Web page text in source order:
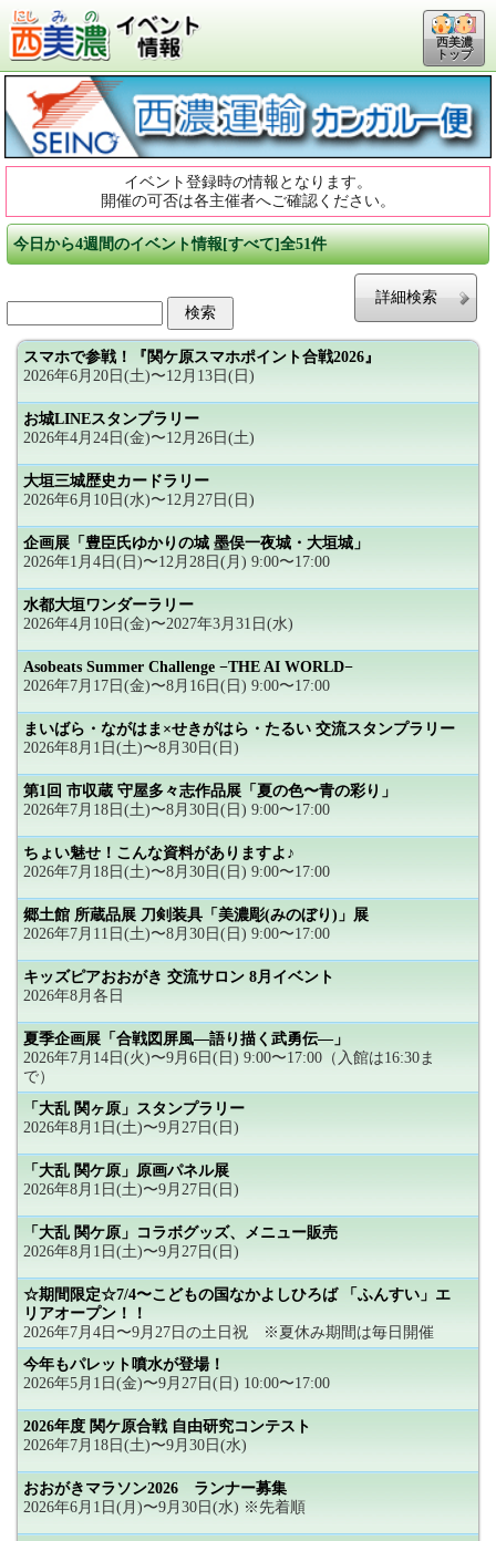
西美濃
トップ
イベント登録時の情報となります。
開催の可否は各主催者へご確認ください。
今日から4週間のイベント情報[すべて]全51件
詳細検索
スマホで参戦！『関ケ原スマホポイント合戦2026』
2026年6月20日(土)〜12月13日(日)
お城LINEスタンプラリー
2026年4月24日(金)〜12月26日(土)
大垣三城歴史カードラリー
2026年6月10日(水)〜12月27日(日)
企画展「豊臣氏ゆかりの城 墨俣一夜城・大垣城」
2026年1月4日(日)〜12月28日(月) 9:00〜17:00
水都大垣ワンダーラリー
2026年4月10日(金)〜2027年3月31日(水)
Asobeats Summer Challenge −THE AI WORLD−
2026年7月17日(金)〜8月16日(日) 9:00〜17:00
まいばら・ながはま×せきがはら・たるい 交流スタンプラリー
2026年8月1日(土)〜8月30日(日)
第1回 市収蔵 守屋多々志作品展「夏の色〜青の彩り」
2026年7月18日(土)〜8月30日(日) 9:00〜17:00
ちょい魅せ！こんな資料がありますよ♪
2026年7月18日(土)〜8月30日(日) 9:00〜17:00
郷土館 所蔵品展 刀剣装具「美濃彫(みのぼり)」展
2026年7月11日(土)〜8月30日(日) 9:00〜17:00
キッズピアおおがき 交流サロン 8月イベント
2026年8月各日
夏季企画展「合戦図屏風―語り描く武勇伝―」
2026年7月14日(火)〜9月6日(日) 9:00〜17:00（入館は16:30ま
で）
「大乱 関ヶ原」スタンプラリー
2026年8月1日(土)〜9月27日(日)
「大乱 関ケ原」原画パネル展
2026年8月1日(土)〜9月27日(日)
「大乱 関ケ原」コラボグッズ、メニュー販売
2026年8月1日(土)〜9月27日(日)
☆期間限定☆7/4〜こどもの国なかよしひろば 「ふんすい」エ
リアオープン！！
2026年7月4日〜9月27日の土日祝 ※夏休み期間は毎日開催
今年もパレット噴水が登場！
2026年5月1日(金)〜9月27日(日) 10:00〜17:00
2026年度 関ケ原合戦 自由研究コンテスト
2026年7月18日(土)〜9月30日(水)
おおがきマラソン2026 ランナー募集
2026年6月1日(月)〜9月30日(水) ※先着順